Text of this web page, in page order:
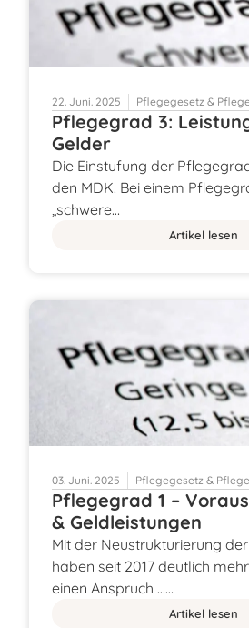
22. Juni. 2025 Pflegegesetz &
Pflegegrad 3:
Gelder
Die Einstufung der
den MDK. Bei einem
„schwere…
Artikel lesen
03. Juni. 2025 Pflegegesetz &
Pflegegrad 1 –
& Geldleistungen
Mit der Neustrukturierung
haben seit 2017 deutlich
einen Anspruch ……
Artikel lesen